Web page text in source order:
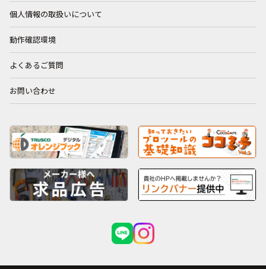
個人情報の取扱いについて
動作確認環境
よくあるご質問
お問い合わせ